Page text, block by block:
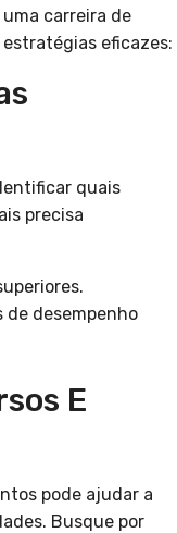
carreira de
eficazes:
quais
precisa
de desempenho
E
pode ajudar a
Busque por